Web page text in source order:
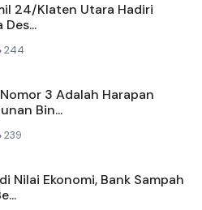
24/Klaten Utara Hadiri
244
3 Adalah Harapan
Bin...
239
Nilai Ekonomi, Bank Sampah